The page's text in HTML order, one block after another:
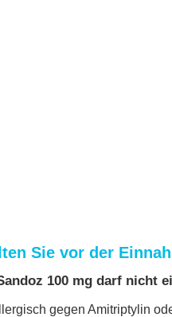
Sie vor der
100 mg darf nicht
gegen Amitriptylin